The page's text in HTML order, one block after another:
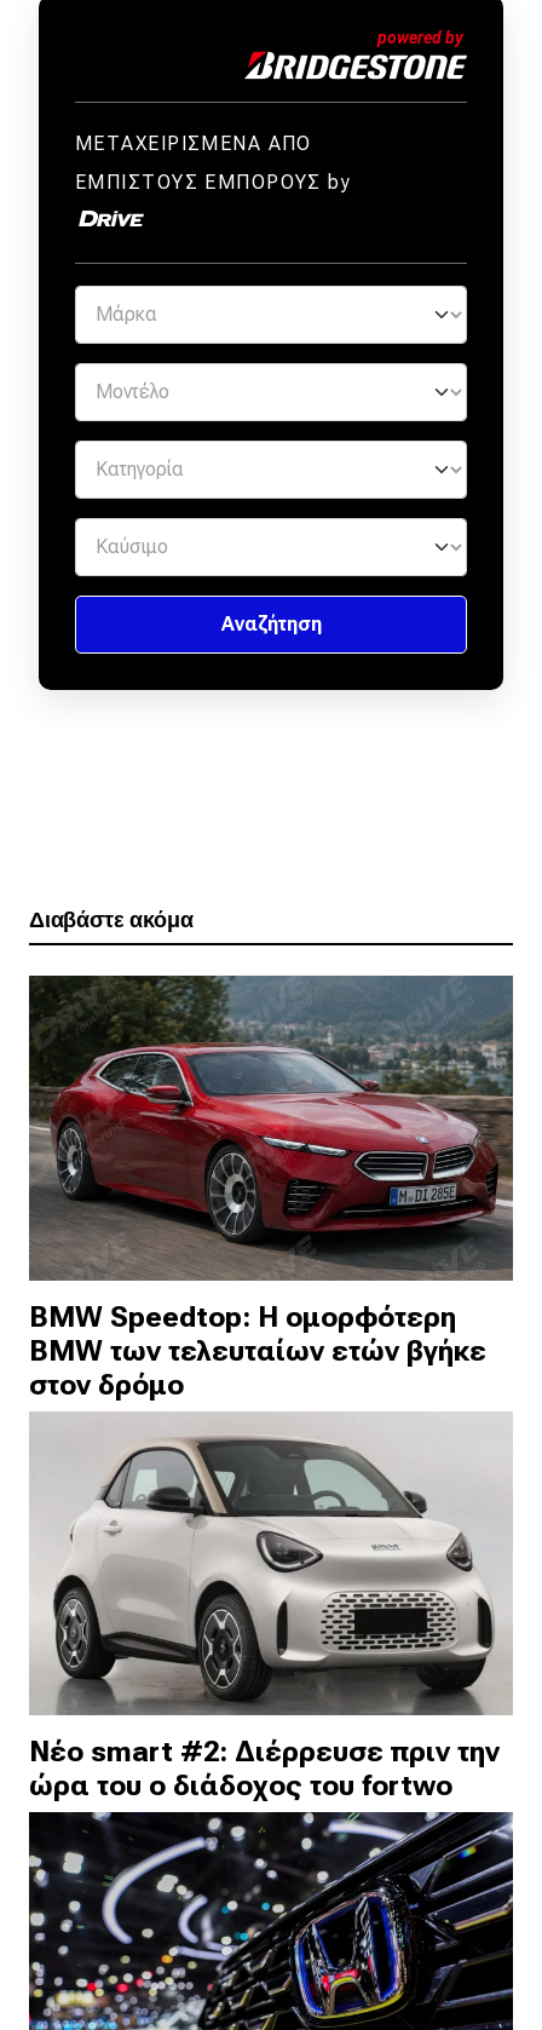
ΜΕΤΑΧΕΙΡΙΣΜΕΝΑ ΑΠΟ
ΕΜΠΙΣΤΟΥΣ ΕΜΠΟΡΟΥΣ by
Διαβάστε ακόμα
BMW Speedtop: Η ομορφότερη
BMW των τελευταίων ετών βγήκε
στον δρόμο
Νέο smart #2: Διέρρευσε πριν την
ώρα του ο διάδοχος του fortwo